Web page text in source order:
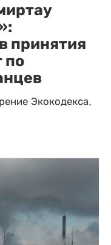
принятия
по
Экокодекса,